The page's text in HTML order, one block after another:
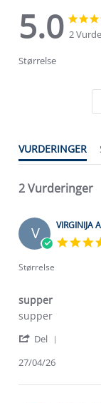
5.0
5.0
star
rating
2
Størrelse
VURDERINGER
2 Vurderinger
V VIRGINIJA
Størrelse
supper
Review
VIRGINIJA
on
Apr
review
supper
supper
Del
27/04/26
Klima og miljø